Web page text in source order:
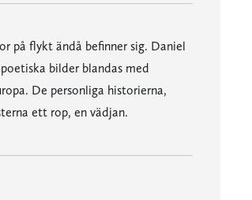
på flykt ändå befinner sig. Daniel
bilder blandas med
De personliga historierna,
ett rop, en vädjan.